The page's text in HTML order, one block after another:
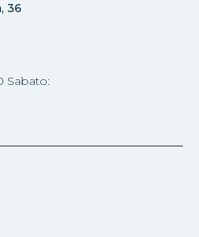
36
Sabato: